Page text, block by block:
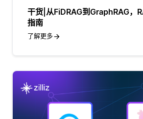
干货|从FiDRAG到GraphRAG，
指南
了解更多